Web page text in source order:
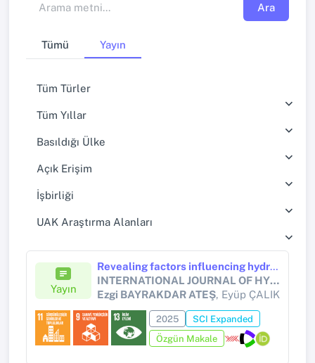
Ara
Tümü Yayın
Tüm Türler
Tüm Yıllar
Basıldığı Ülke
Açık Erişim
İşbirliği
UAK Araştırma Alanları
Yayın
Revealing factors influencing hydrogen energy investments using PLS-SEM
INTERNATIONAL JOURNAL OF HYDROGEN ENERGY
Ezgi BAYRAKDAR ATEŞ, Eyüp ÇALIK
2025
SCI Expanded
Özgün Makale